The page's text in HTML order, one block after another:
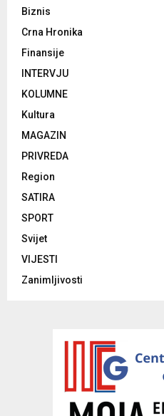
Biznis
Crna Hronika
Finansije
INTERVJU
KOLUMNE
Kultura
MAGAZIN
PRIVREDA
Region
SATIRA
SPORT
Svijet
VIJESTI
Zanimljivosti